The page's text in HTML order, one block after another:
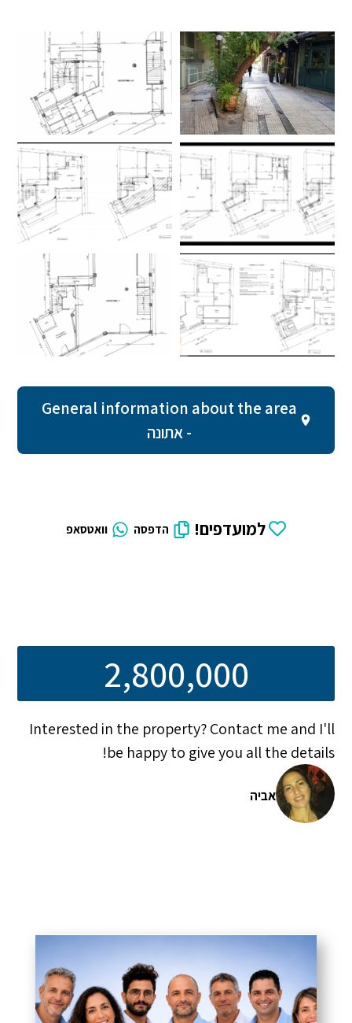
General information about the area
- אתונה
למועדפים! הדפסה וואטסאפ
2,800,000
Interested in the property? Contact me and I'll
be happy to give you all the details!
אביה